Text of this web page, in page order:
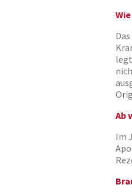
Ab
Im